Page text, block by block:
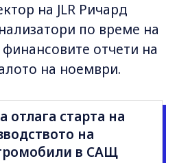
на JLR Ричард
по време на
отчети на
на ноември.
отлага стартa на
на
в САЩ